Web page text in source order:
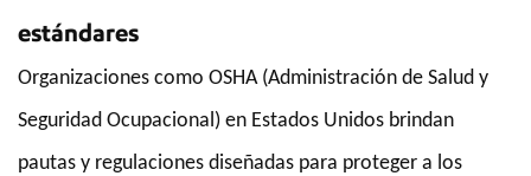
estándares
Organizaciones como OSHA (Administración de Salud y
Seguridad Ocupacional) en Estados Unidos brindan
pautas y regulaciones diseñadas para proteger a los